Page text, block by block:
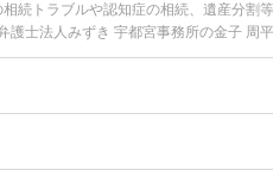
続トラブルや認知症の相続、遺産分割
士法人みずき 宇都宮事務所の金子 周
弁護士に相談したい』『遺産分割のト
でお困りの相談者さんにおすすめです。